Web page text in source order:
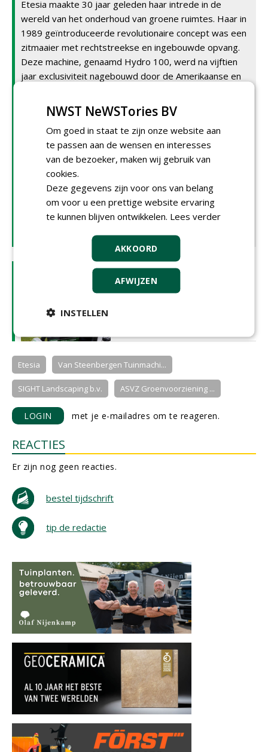
Etesia maakte 30 jaar geleden haar intrede in de
wereld van het onderhoud van groene ruimtes. Haar in
1989 geïntroduceerde revolutionaire concept was een
zitmaaier met rechtstreekse en ingebouwde opvang.
Deze machine, genaamd Hydro 100, werd na vijftien
jaar exclusiviteit nagebouwd door de Amerikaanse en
Wissembourg in de Elzas gevestigde bedrijf aanwezig
in meer dan 30 landen, verdeeld over vijf continenten.
De machines van dit merk worden alleen al in Europa en
de VS verhandeld door ruim 1.400 detailhandelaars.
Het productportfolio van Etesia bestaat uit
grasmaaiers, zitmaaiers, ruwterreinmaaiers, transport-
en onderhoudsvoertuigen en verticuteer- en
onkruidborstelmachines. In het segment zitmaaiers
levert de onderneming een twintigtal uiteenlopende
GTH 2022: De ET Lander van
Etesia Van Steenbergen Tuinmachi...
SIGHT Landscaping b.v. ASVZ Groenvoorziening ...
LOGIN met je e-mailadres om te reageren.
REACTIES
Er zijn nog geen reacties.
bestel tijdschrift
tip de redactie
NWST NeWSTories BV
Om goed in staat te zijn onze website aan
te passen aan de wensen en interesses
van de bezoeker, maken wij gebruik van
cookies.
Deze gegevens zijn voor ons van belang
om voor u een prettige website ervaring
te kunnen blijven ontwikkelen. Lees verder
AKKOORD
AFWIJZEN
INSTELLEN